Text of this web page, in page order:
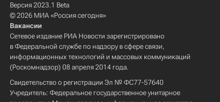
Версия 2023.1 Beta
© 2026 МИА «Россия сегодня»
Вакансии
Сетевое издание РИА Новости зарегистрировано
в Федеральной службе по надзору в сфере связи,
информационных технологий и массовых коммуникаций
(Роскомнадзор) 08 апреля 2014 года.
Свидетельство о регистрации Эл № ФС77-57640
Учредитель: Федеральное государственное унитарное